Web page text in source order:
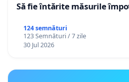
Să fie întărite măsurile
124 semnături
123 Semnături / 7 zile
30 Jul 2026